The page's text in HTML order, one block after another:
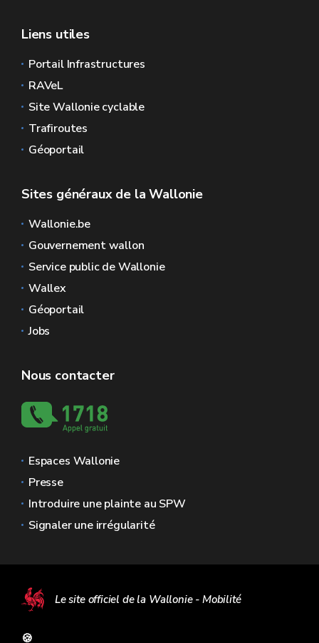
Liens utiles
Portail Infrastructures
RAVeL
Site Wallonie cyclable
Trafiroutes
Géoportail
Sites généraux de la Wallonie
Wallonie.be
Gouvernement wallon
Service public de Wallonie
Wallex
Géoportail
Jobs
Nous contacter
Espaces Wallonie
Presse
Introduire une plainte au SPW
Signaler une irrégularité
Le site officiel de la Wallonie - Mobilité
🍪